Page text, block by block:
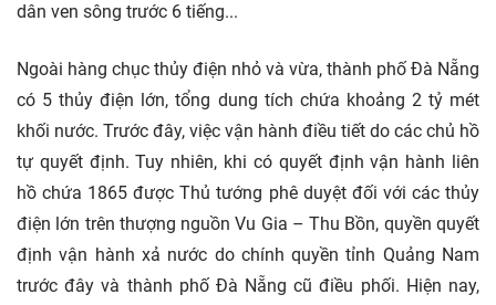
dân ven sông trước 6 tiếng...
Ngoài hàng chục thủy điện nhỏ và vừa, thành phố Đà Nẵng
có 5 thủy điện lớn, tổng dung tích chứa khoảng 2 tỷ mét
khối nước. Trước đây, việc vận hành điều tiết do các chủ hồ
tự quyết định. Tuy nhiên, khi có quyết định vận hành liên
hồ chứa 1865 được Thủ tướng phê duyệt đối với các thủy
điện lớn trên thượng nguồn Vu Gia – Thu Bồn, quyền quyết
định vận hành xả nước do chính quyền tỉnh Quảng Nam
trước đây và thành phố Đà Nẵng cũ điều phối. Hiện nay,